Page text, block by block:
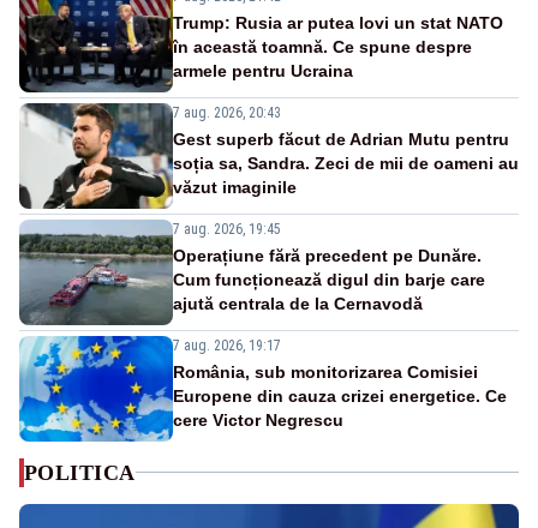
Trump: Rusia ar putea lovi un stat NATO
în această toamnă. Ce spune despre
armele pentru Ucraina
7 aug. 2026, 20:43
Gest superb făcut de Adrian Mutu pentru
soția sa, Sandra. Zeci de mii de oameni au
văzut imaginile
7 aug. 2026, 19:45
Operațiune fără precedent pe Dunăre.
Cum funcționează digul din barje care
ajută centrala de la Cernavodă
7 aug. 2026, 19:17
România, sub monitorizarea Comisiei
Europene din cauza crizei energetice. Ce
cere Victor Negrescu
POLITICA